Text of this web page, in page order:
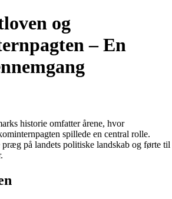
og
– En
historie omfatter årene, hvor
spillede en central rolle.
præg på landets politiske landskab og førte til